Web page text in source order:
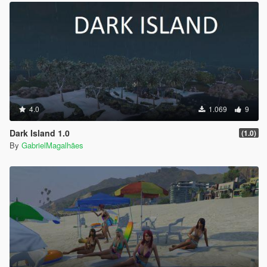
4.0 1.069 9
Dark Island 1.0 (1.0)
By GabrielMagalhães